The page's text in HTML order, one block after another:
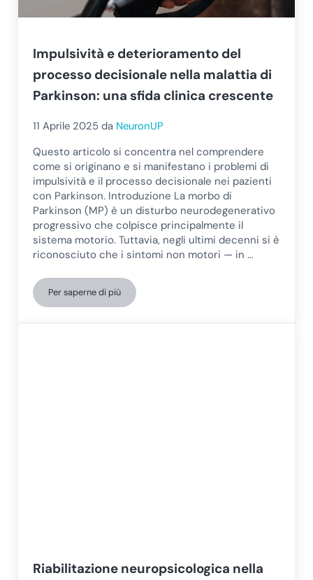
Impulsività e deterioramento del
processo decisionale nella malattia di
Parkinson: una sfida clinica crescente
11 Aprile 2025 da NeuronUP
Questo articolo si concentra nel comprendere
come si originano e si manifestano i problemi di
impulsività e il processo decisionale nei pazienti
con Parkinson. Introduzione La morbo di
Parkinson (MP) è un disturbo neurodegenerativo
progressivo che colpisce principalmente il
sistema motorio. Tuttavia, negli ultimi decenni si è
riconosciuto che i sintomi non motori — in …
Per saperne di piùImpulsività e deterioramento del processo decisionale
Riabilitazione neuropsicologica nella